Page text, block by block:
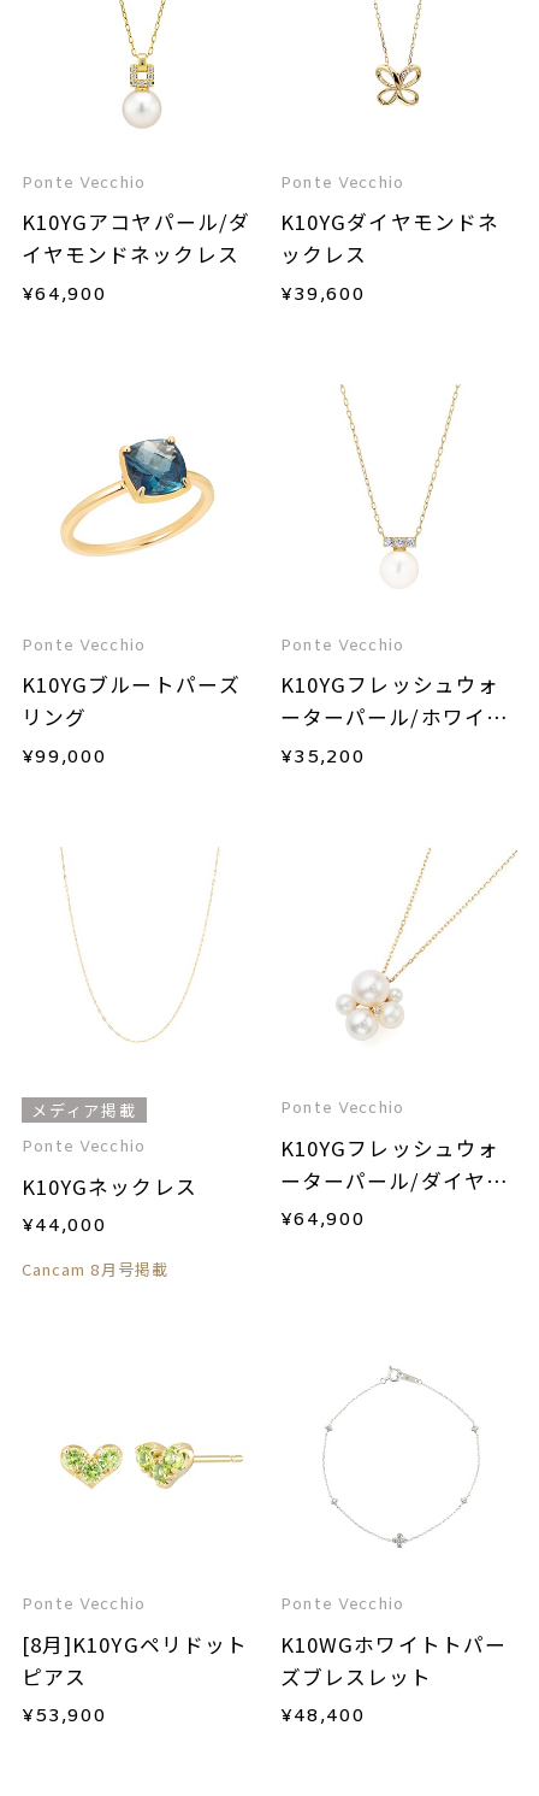
Ponte Vecchio
K10YGアコヤパール/ダ
イヤモンドネックレス
¥64,900
Ponte Vecchio
K10YGダイヤモンドネ
ックレス
¥39,600
Ponte Vecchio
K10YGブルートパーズ
リング
¥99,000
Ponte Vecchio
K10YGフレッシュウォ
ーターパール/ホワイト
トパーズネックレス
¥35,200
メディア掲載
Ponte Vecchio
K10YGネックレス
¥44,000
Cancam 8月号掲載
Ponte Vecchio
K10YGフレッシュウォ
ーターパール/ダイヤモ
ンドネックレス
¥64,900
Ponte Vecchio
[8月]K10YGペリドット
ピアス
¥53,900
Ponte Vecchio
K10WGホワイトトパー
ズブレスレット
¥48,400